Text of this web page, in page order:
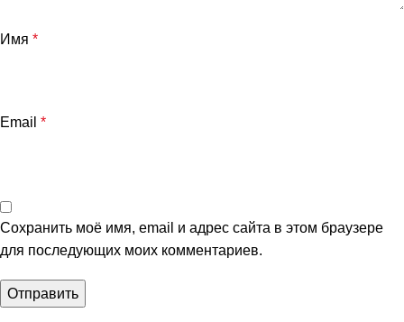
Имя *
Email *
Сохранить моё имя, email и адрес сайта в этом браузере
для последующих моих комментариев.